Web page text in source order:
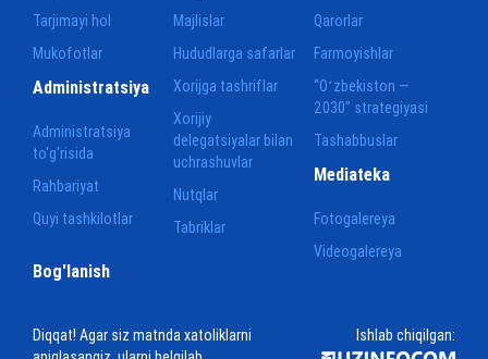
Tarjimayi hol
Mukofotlar
Majlislar
Hududlarga safarlar
Xorijga tashriflar
Xorijiy
delegatsiyalar bilan
uchrashuvlar
Nutqlar
Tabriklar
Qarorlar
Farmoyishlar
“Oʻzbekiston —
2030” strategiyasi
Tashabbuslar
Administratsiya
Administratsiya
to‘g‘risida
Rahbariyat
Quyi tashkilotlar
Mediateka
Fotogalereya
Videogalereya
Bog'lanish
Diqqat! Agar siz matnda xatoliklarni
Ishlab chiqilgan: